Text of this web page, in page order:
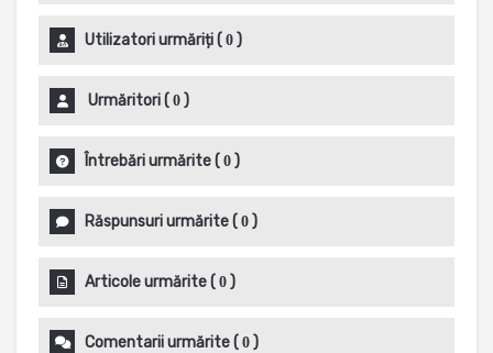
Utilizatori urmăriți( 0 )
Urmăritori( 0 )
Întrebări urmărite( 0 )
Răspunsuri urmărite( 0 )
Articole urmărite( 0 )
Comentarii urmărite( 0 )